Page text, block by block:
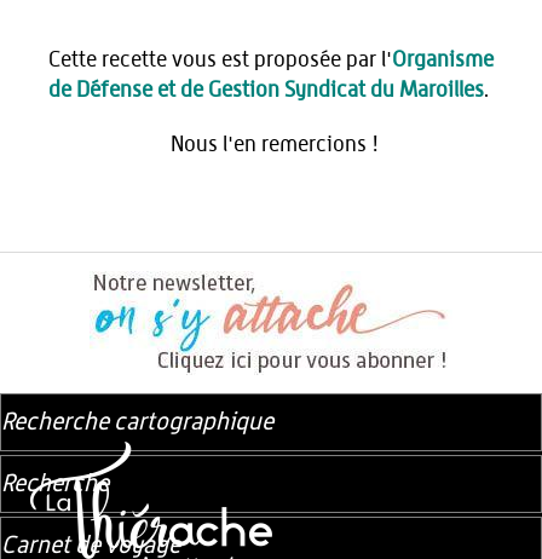
Cette recette vous est proposée par l'Organisme
de Défense et de Gestion Syndicat du Maroilles.
Nous l'en remercions !
Recherche cartographique
Recherche
Carnet de voyage